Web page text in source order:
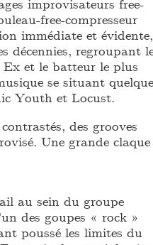
improvisateurs free-
free-compresseur
immédiate et évidente,
décennies, regroupant
et le batteur le plus
se situant quelque
Youth et Locust.
des grooves
Une grande claque
au sein du groupe
des goupes « rock »
poussé les limites du